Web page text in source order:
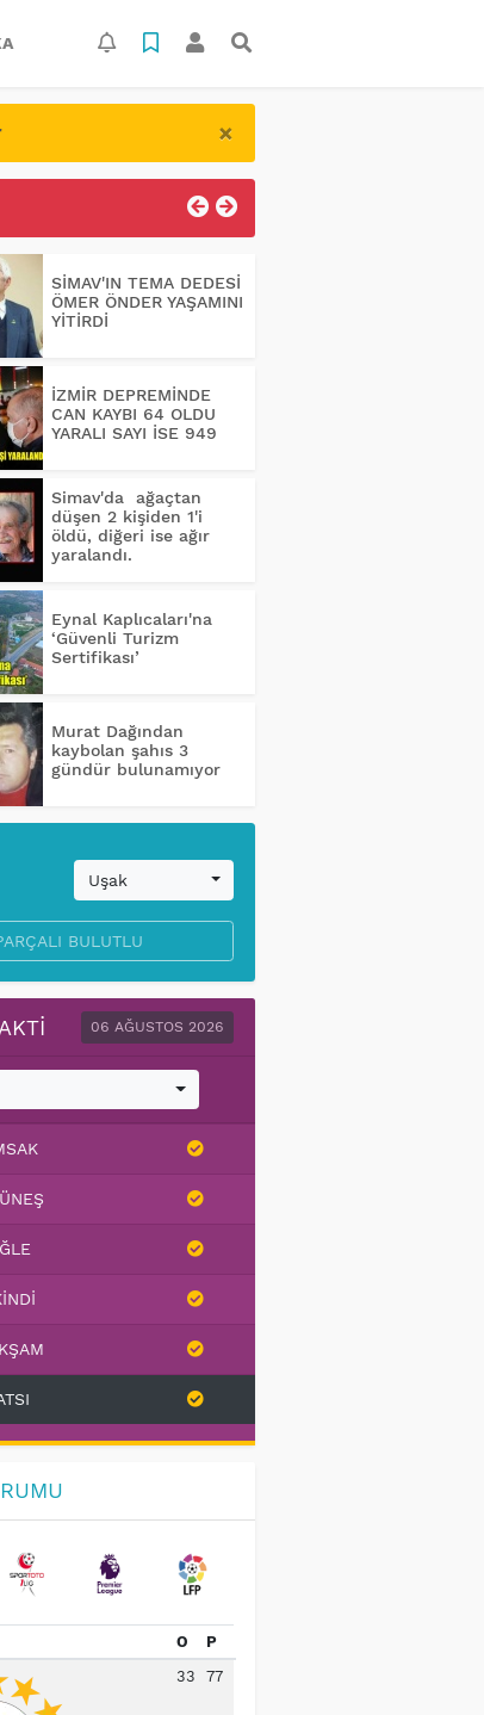
×
SİMAV'IN TEMA DEDESİ
ÖMER ÖNDER YAŞAMINI
YİTİRDİ
İZMİR DEPREMİNDE
CAN KAYBI 64 OLDU
YARALI SAYI İSE 949
Simav'da ağaçtan
düşen 2 kişiden 1'i
öldü, diğeri ise ağır
yaralandı.
Eynal Kaplıcaları'na
‘Güvenli Turizm
Sertifikası’
Murat Dağından
kaybolan şahıs 3
gündür bulunamıyor
Uşak
BULUTLU
06 AĞUSTOS 2026
O P
33 77